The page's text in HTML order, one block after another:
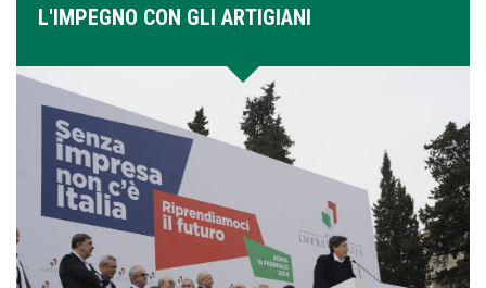
L'IMPEGNO CON GLI ARTIGIANI